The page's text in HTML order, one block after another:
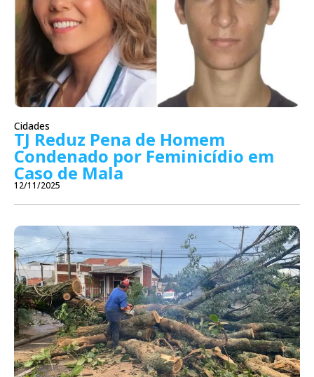
Cidades
TJ Reduz Pena de Homem
Condenado por Feminicídio em
Caso de Mala
12/11/2025